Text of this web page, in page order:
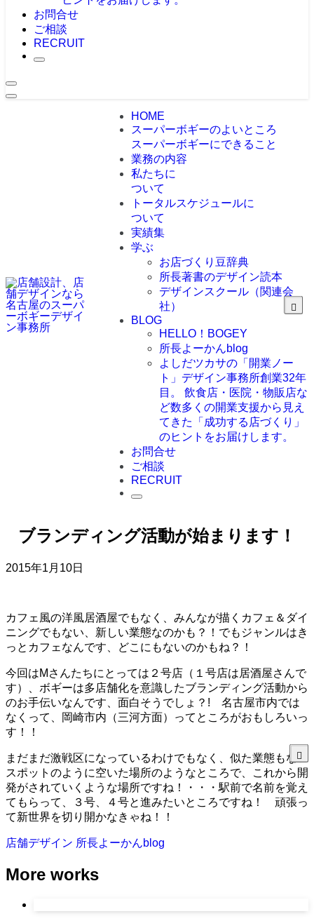
お問合せ
ご相談
RECRUIT
HOME
スーパーボギーのよいところ
スーパーボギーにできること
業務の内容
私たちに
ついて
トータルスケジュールに
ついて
実績集
学ぶ
お店づくり豆辞典
所長著書のデザイン読本
デザインスクール（関連会
社）
BLOG
HELLO！BOGEY
所長よーかんblog
よしだツカサの「開業ノー
ト」 デザイン事務所創業32年
目。 飲食店・医院・物販店な
ど数多くの開業支援から見え
てきた「成功する店づくり」
のヒントをお届けします。
お問合せ
ご相談
RECRUIT
ブランディング活動が始まります！
2015年1月10日
カフェ風の洋風居酒屋でもなく、みんなが描くカフェ＆ダイ
ニングでもない、新しい業態なのかも？！でもジャンルはき
っとカフェなんです、どこにもないのかもね？！
今回はMさんたちにとっては２号店（１号店は居酒屋さんで
す）、ボギーは多店舗化を意識したブランディング活動から
のお手伝いなんです、面白そうでしょ？! 名古屋市内では
なくって、岡崎市内（三河方面）ってところがおもしろいっ
す！！
まだまだ激戦区になっているわけでもなく、似た業態もない
スポットのように空いた場所のようなところで、これから開
発がされていくような場所ですね！・・・駅前で名前を覚え
てもらって、３号、４号と進みたいところですね！ 頑張っ
て新世界を切り開かなきゃね！！
店舗デザイン 所長よーかんblog
More works